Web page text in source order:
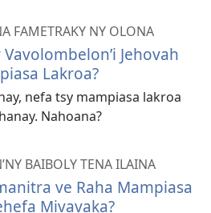
FAMETRAKY NY OLONA
Jehovah
Lakroa?
nefa tsy mampiasa lakroa
Nahoana?
BAIBOLY TENA ILAINA
ve Raha Mampiasa
Mivavaka?